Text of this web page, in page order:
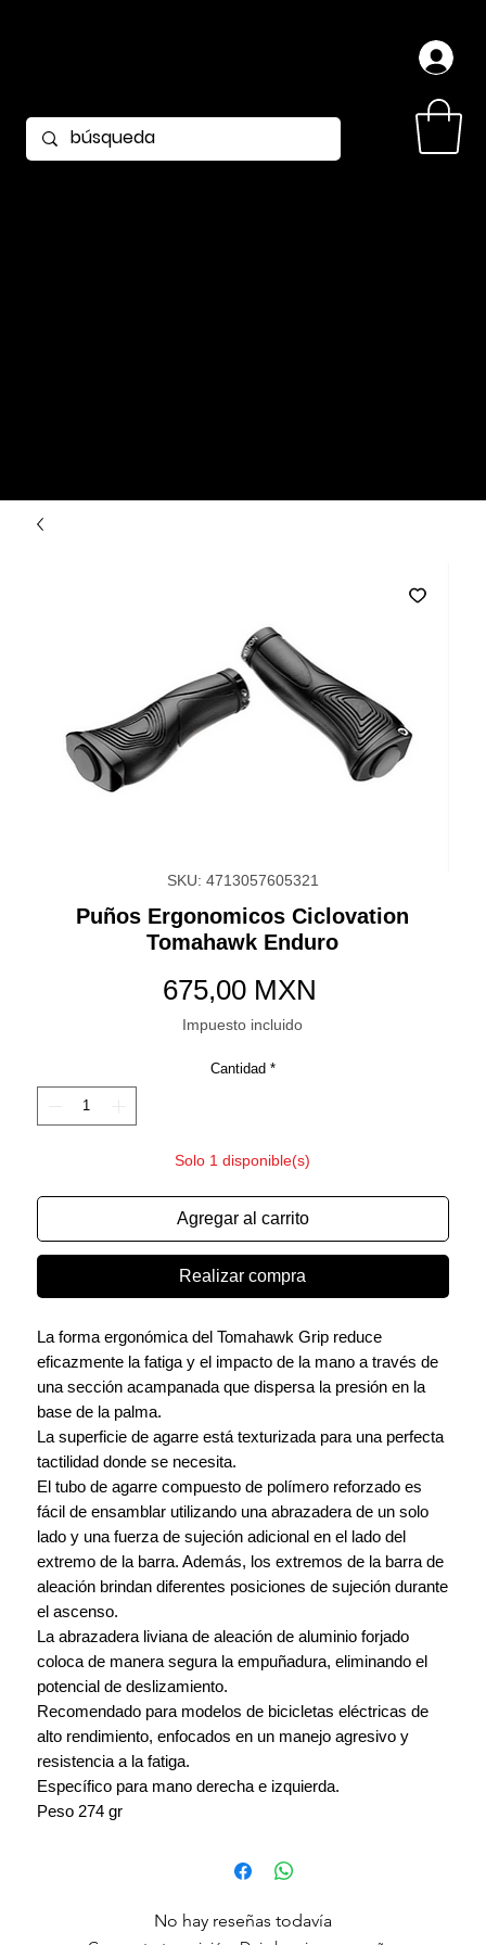
SKU: 4713057605321
Puños Ergonomicos Ciclovation
Tomahawk Enduro
675,00 MXN
Impuesto incluido
Cantidad *
Solo 1 disponible(s)
Agregar al carrito
Realizar compra
La forma ergonómica del Tomahawk Grip reduce
eficazmente la fatiga y el impacto de la mano a través de
una sección acampanada que dispersa la presión en la
base de la palma.
La superficie de agarre está texturizada para una perfecta
tactilidad donde se necesita.
El tubo de agarre compuesto de polímero reforzado es
fácil de ensamblar utilizando una abrazadera de un solo
lado y una fuerza de sujeción adicional en el lado del
extremo de la barra. Además, los extremos de la barra de
aleación brindan diferentes posiciones de sujeción durante
el ascenso.
La abrazadera liviana de aleación de aluminio forjado
coloca de manera segura la empuñadura, eliminando el
potencial de deslizamiento.
Recomendado para modelos de bicicletas eléctricas de
alto rendimiento, enfocados en un manejo agresivo y
resistencia a la fatiga.
Específico para mano derecha e izquierda.
Peso 274 gr
No hay reseñas todavía